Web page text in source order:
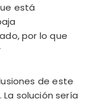
está
por lo que
de este
solución sería